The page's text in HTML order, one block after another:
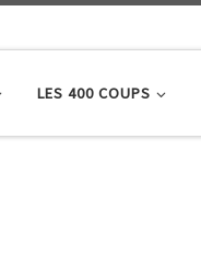
LES 400 COUPS